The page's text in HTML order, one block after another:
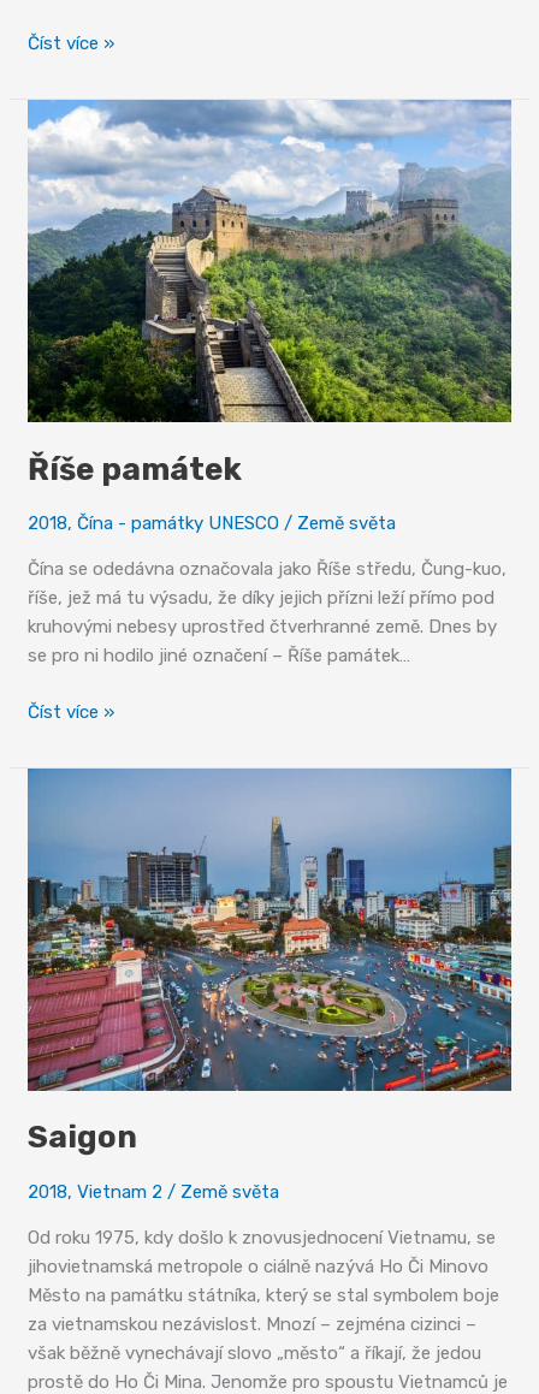
Sultanát
Číst více »
Říše památek
2018, Čína - památky UNESCO / Země světa
Čína se odedávna označovala jako Říše středu, Čung-kuo,
říše, jež má tu výsadu, že díky jejich přízni leží přímo pod
kruhovými nebesy uprostřed čtverhranné země. Dnes by
se pro ni hodilo jiné označení – Říše památek…
Říše
Číst více »
Saigon
2018,Vietnam 2 / Země světa
Od roku 1975, kdy došlo k znovusjednocení Vietnamu, se
jihovietnamská metropole o ciálně nazývá Ho Či Minovo
Město na památku státníka, který se stal symbolem boje
za vietnamskou nezávislost. Mnozí – zejména cizinci –
však běžně vynechávají slovo „město“ a říkají, že jedou
prostě do Ho Či Mina. Jenomže pro spoustu Vietnamců je